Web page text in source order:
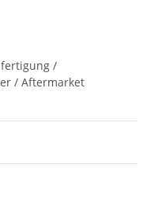
/
/ Aftermarket